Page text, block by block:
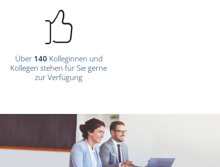
Über140 Kolleginnen und
Kollegen stehen für Sie gerne
zur Verfügung